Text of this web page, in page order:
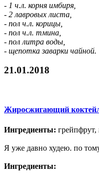
- 1 ч.л. корня имбиря,
- 2 лавровых листа,
- пол ч.л. корицы,
- пол ч.л. тмина,
- пол литра воды,
- щепотка заварки чайной.
21.01.2018
Жиросжигающий
Ингредиенты: грейпфрут,
Я уже давно худею. по
Ингредиенты: